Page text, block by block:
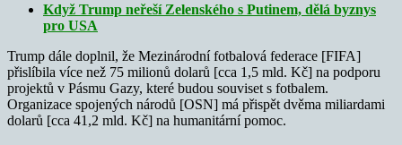
Když Trump neřeší Zelenského s Putinem, dělá byznys
pro USA
Trump dále doplnil, že Mezinárodní fotbalová federace [FIFA]
přislíbila více než 75 milionů dolarů [cca 1,5 mld. Kč] na podporu
projektů v Pásmu Gazy, které budou souviset s fotbalem.
Organizace spojených národů [OSN] má přispět dvěma miliardami
dolarů [cca 41,2 mld. Kč] na humanitární pomoc.